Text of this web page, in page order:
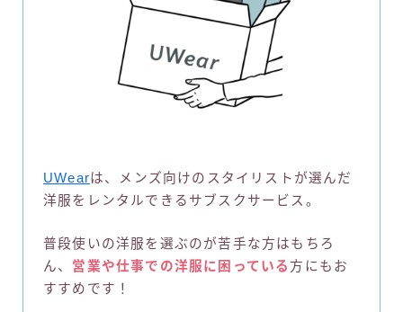
UWearは、メンズ向けのスタイリストが選んだ
洋服をレンタルできるサブスクサービス。
普段使いの洋服を選ぶのが苦手な方はもちろ
ん、 営業や仕事での洋服に困っている方にもお
すすめです！